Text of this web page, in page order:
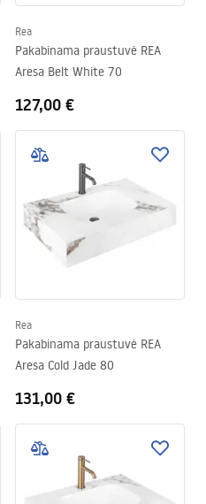
Rea
Pakabinama praustuvė REA
Aresa Belt White 70
127,00 €
Rea
Pakabinama praustuvė REA
Aresa Cold Jade 80
131,00 €